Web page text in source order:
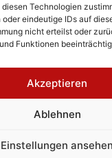
Technologien
eindeutige IDs auf
nicht erteilst oder
Funktionen
Akzeptieren
Ablehnen
Einstellungen ansehen
Helmsheim –
Handball (13:32)